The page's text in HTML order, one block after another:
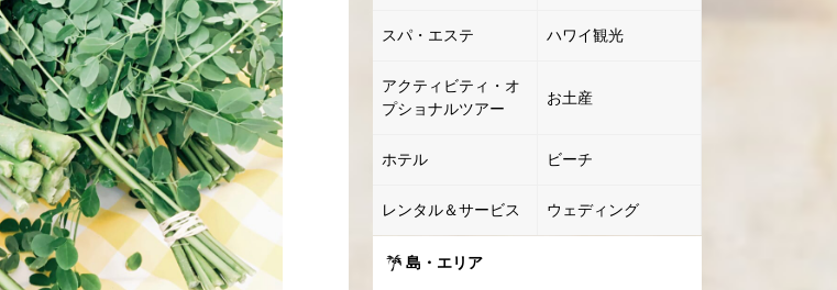
スパ・エステ ハワイ観光
アクティビティ・オ
プショナルツアー
お土産
ホテル ビーチ
レンタル＆サービス ウェディング
島・エリア